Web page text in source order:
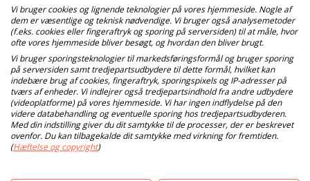
Vi bruger cookies og lignende teknologier på vores hjemmeside. Nogle af
dem er væsentlige og teknisk nødvendige. Vi bruger også analysemetoder
(f.eks. cookies eller fingeraftryk og sporing på serversiden) til at måle, hvor
ofte vores hjemmeside bliver besøgt, og hvordan den bliver brugt.
Vi bruger sporingsteknologier til markedsføringsformål og bruger sporing
på serversiden samt tredjepartsudbydere til dette formål, hvilket kan
indebære brug af cookies, fingeraftryk, sporingspixels og IP-adresser på
tværs af enheder. Vi indlejrer også tredjepartsindhold fra andre udbydere
(videoplatforme) på vores hjemmeside. Vi har ingen indflydelse på den
videre databehandling og eventuelle sporing hos tredjepartsudbyderen.
Med din indstilling giver du dit samtykke til de processer, der er beskrevet
ovenfor. Du kan tilbagekalde dit samtykke med virkning for fremtiden.
(Hæftelse og copyright)